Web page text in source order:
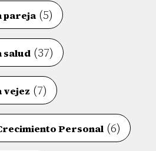
pareja(5)
salud (37)
vejez (7)
Personal (6)